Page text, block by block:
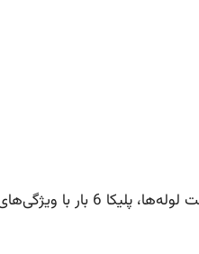
صنعت لوله‌سازی از موارد بحث بسیاری برخوردار